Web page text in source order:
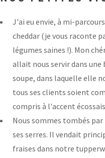
J'ai eu envie, à mi-
cheddar (je vous raconte
légumes saines !). Mon
allait nous servir dans une
soupe, dans laquelle elle
tous ses clients soient
compris à l'accent
Nous sommes tombés
ses serres. Il vendait
fraises dans notre